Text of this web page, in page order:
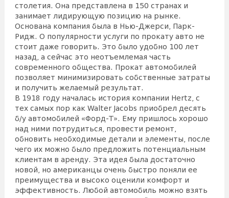
столетия. Она представлена в 150 странах и
занимает лидирующую позицию на рынке.
Основана компания была в Нью-Джерси, Парк-
Ридж. О популярности услуги по прокату авто не
стоит даже говорить. Это было удобно 100 лет
назад, а сейчас это неотъемлемая часть
современного общества. Прокат автомобилей
позволяет минимизировать собственные затраты
и получить желаемый результат.
В 1918 году началась история компании Hertz, с
тех самых пор как Walter Jacobs приобрел десять
б/у автомобилей «Форд-Т». Ему пришлось хорошо
над ними потрудиться, провести ремонт,
обновить необходимые детали и элементы, после
чего их можно было предложить потенциальным
клиентам в аренду. Эта идея была достаточно
новой, но американцы очень быстро поняли ее
преимущества и высоко оценили комфорт и
эффективность. Любой автомобиль можно взять